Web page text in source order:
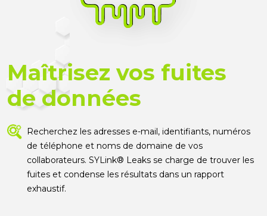
Maîtrisez vos fuites
de données
Recherchez les adresses e-mail, identifiants, numéros
de téléphone et noms de domaine de vos
collaborateurs. SYLink® Leaks se charge de trouver les
fuites et condense les résultats dans un rapport
exhaustif.